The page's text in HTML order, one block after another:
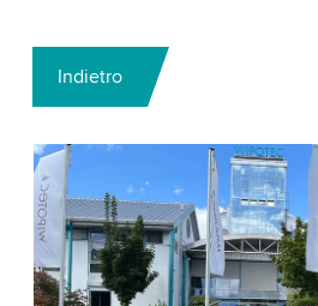
Indietro